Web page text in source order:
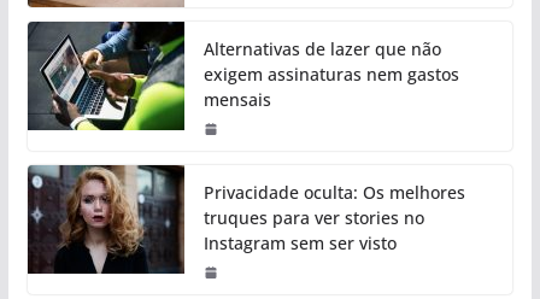
Alternativas de lazer que não
exigem assinaturas nem gastos
mensais
Privacidade oculta: Os melhores
truques para ver stories no
Instagram sem ser visto